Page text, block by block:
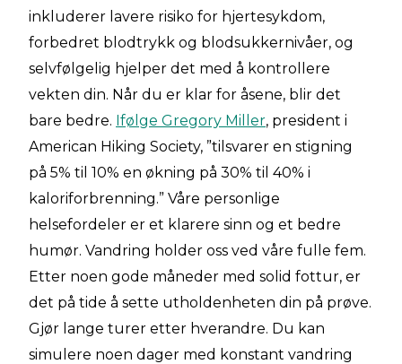
inkluderer lavere risiko for hjertesykdom,
forbedret blodtrykk og blodsukkernivåer, og
selvfølgelig hjelper det med å kontrollere
vekten din. Når du er klar for åsene, blir det
bare bedre. Ifølge Gregory Miller, president i
American Hiking Society, ”tilsvarer en stigning
på 5% til 10% en økning på 30% til 40% i
kaloriforbrenning.” Våre personlige
helsefordeler er et klarere sinn og et bedre
humør. Vandring holder oss ved våre fulle fem.
Etter noen gode måneder med solid fottur, er
det på tide å sette utholdenheten din på prøve.
Gjør lange turer etter hverandre. Du kan
simulere noen dager med konstant vandring